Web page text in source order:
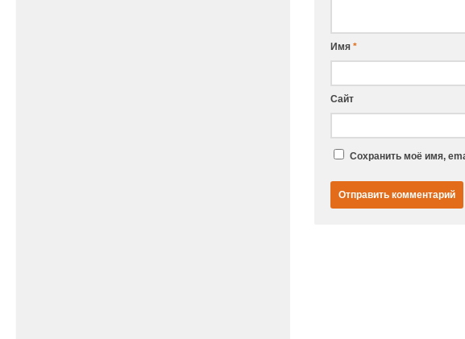
Имя *
Сайт
Сохранить моё имя,